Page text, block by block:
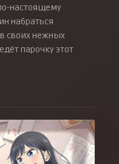
настоящему
набраться
своих нежных
парочку этот